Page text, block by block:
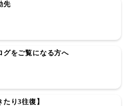
先
グをご覧になる方へ
たり3往復】